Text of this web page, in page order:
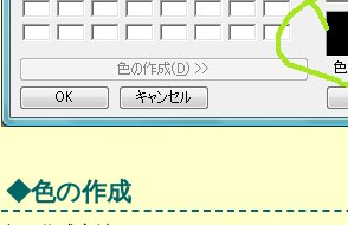
◆色の作成